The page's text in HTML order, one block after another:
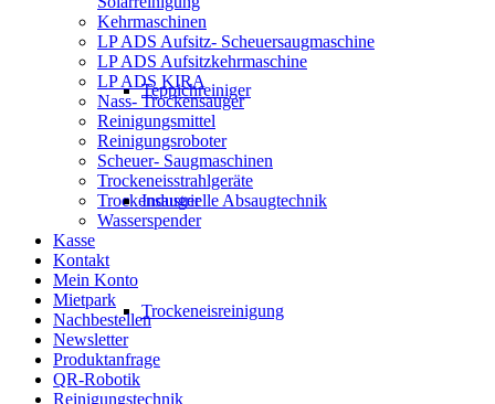
Teppichreiniger
Industrielle Absaugtechnik
Trockeneisreinigung
Kehrmaschinen
LP ADS Aufsitz- Scheuersaugmaschine
LP ADS Aufsitzkehrmaschine
LP ADS KIRA
Nass- Trockensauger
Reinigungsmittel
Reinigungsroboter
Scheuer- Saugmaschinen
Trockeneisstrahlgeräte
Trockensauger
Wasserspender
Kasse
Kontakt
Mein Konto
Mietpark
Nachbestellen
Newsletter
Produktanfrage
QR-Robotik
Reinigungstechnik